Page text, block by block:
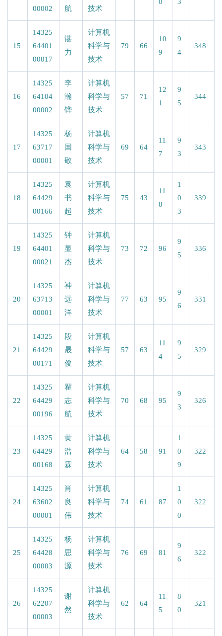
00002 航 技术
15
14325
64401
00017
谌
力
计算机
科学与
技术
79 66
10
9
9
4
348
16
14325
64104
00002
李
瀚
铧
计算机
科学与
技术
57 71
12
1
9
5
344
17
14325
63717
00001
杨
国
敬
计算机
科学与
技术
69 64
11
7
9
3
343
18
14325
64429
00166
袁
书
起
计算机
科学与
技术
75 43
11
8
1
0
3
339
19
14325
64401
00021
钟
显
杰
计算机
科学与
技术
73 72 96
9
5
336
20
14325
63713
00001
神
远
洋
计算机
科学与
技术
77 63 95
9
6
331
21
14325
64429
00171
段
晟
俊
计算机
科学与
技术
57 63
11
4
9
5
329
22
14325
64429
00196
瞿
志
航
计算机
科学与
技术
70 68 95
9
3
326
23
14325
64429
00168
黄
浩
霖
计算机
科学与
技术
64 58 91
1
0
9
322
24
14325
63602
00001
肖
良
伟
计算机
科学与
技术
74 61 87
1
0
0
322
25
14325
64428
00003
杨
思
源
计算机
科学与
技术
76 69 81
9
6
322
26
14325
62207
00003
谢
然
计算机
科学与
技术
62 64
11
5
8
0
321